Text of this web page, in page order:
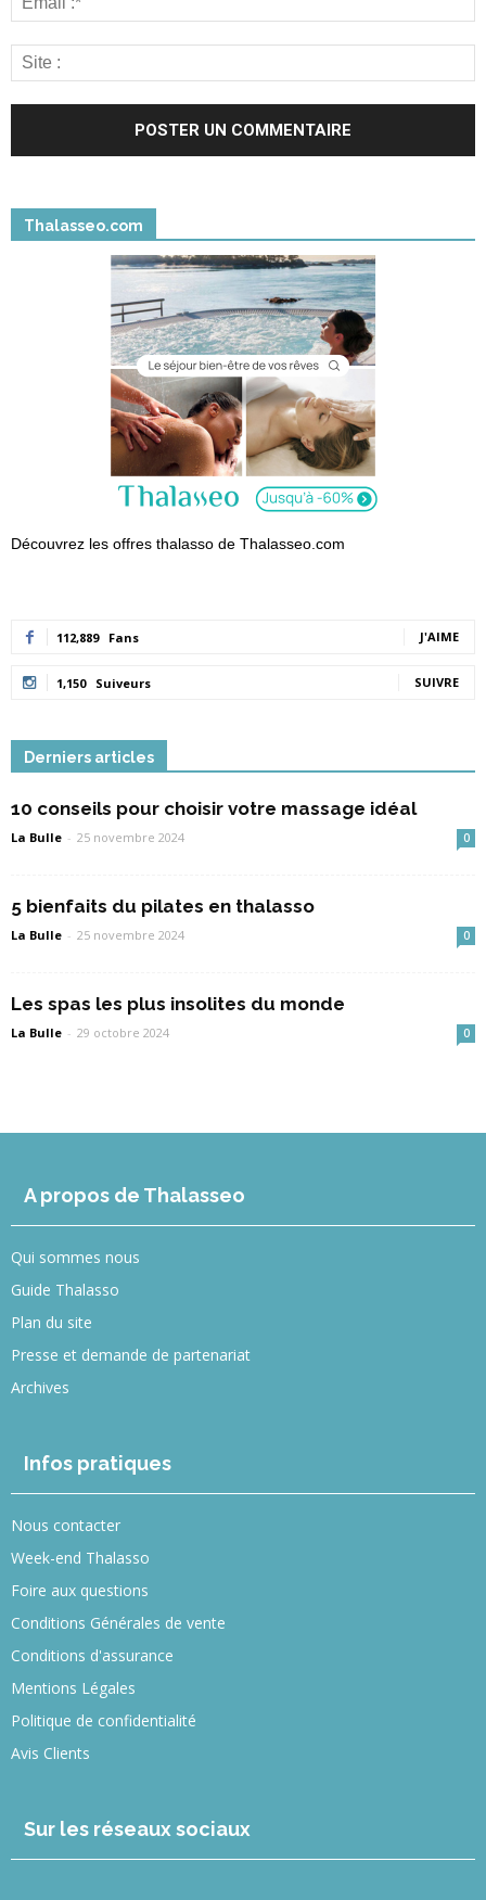
Thalasseo.com
Découvrez les offres thalasso de Thalasseo.com
112,889 Fans J'AIME
1,150 Suiveurs SUIVRE
Derniers articles
10 conseils pour choisir votre massage idéal
La Bulle - 25 novembre 2024 0
5 bienfaits du pilates en thalasso
La Bulle - 25 novembre 2024 0
Les spas les plus insolites du monde
La Bulle - 29 octobre 2024 0
A propos de Thalasseo
Qui sommes nous
Guide Thalasso
Plan du site
Presse et demande de partenariat
Archives
Infos pratiques
Nous contacter
Week-end Thalasso
Foire aux questions
Conditions Générales de vente
Conditions d'assurance
Mentions Légales
Politique de confidentialité
Avis Clients
Sur les réseaux sociaux